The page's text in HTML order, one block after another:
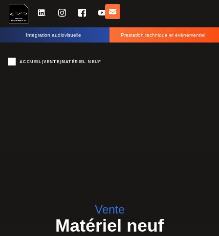
Intégration audiovisuelle Prestation technique et événementiel
ACCUEIL |VENTE MATÉRIEL NEUF
Vente
Matériel neuf